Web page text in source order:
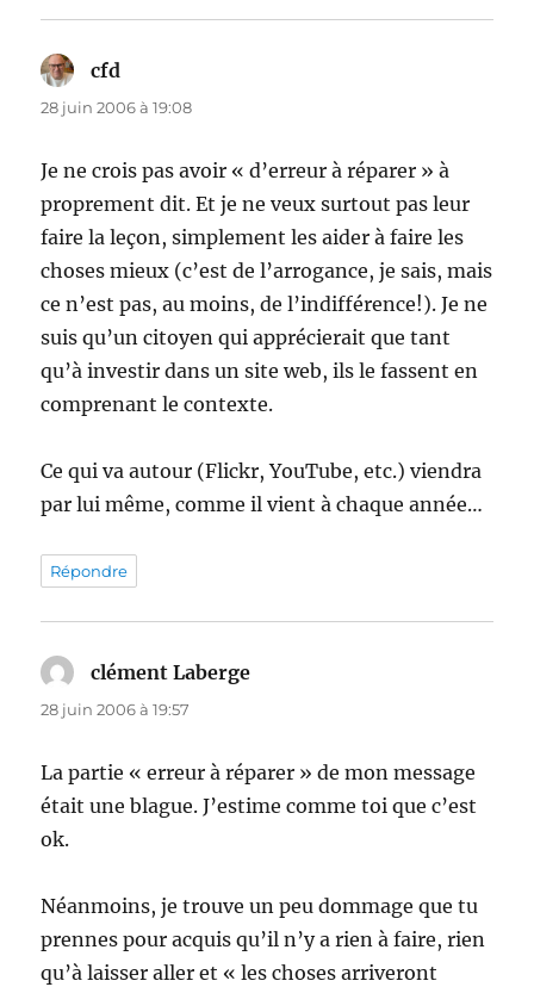
cfd
28 juin 2006 à 19:08
Je ne crois pas avoir « d’erreur à réparer » à
proprement dit. Et je ne veux surtout pas leur
faire la leçon, simplement les aider à faire les
choses mieux (c’est de l’arrogance, je sais, mais
ce n’est pas, au moins, de l’indifférence!). Je ne
suis qu’un citoyen qui apprécierait que tant
qu’à investir dans un site web, ils le fassent en
comprenant le contexte.
Ce qui va autour (Flickr, YouTube, etc.) viendra
par lui même, comme il vient à chaque année…
Répondre
clément Laberge
28 juin 2006 à 19:57
La partie « erreur à réparer » de mon message
était une blague. J’estime comme toi que c’est
ok.
Néanmoins, je trouve un peu dommage que tu
prennes pour acquis qu’il n’y a rien à faire, rien
qu’à laisser aller et « les choses arriveront